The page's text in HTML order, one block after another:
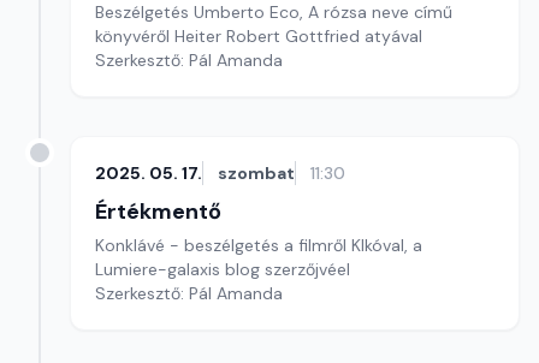
Beszélgetés Umberto Eco, A rózsa neve című
könyvéről Heiter Robert Gottfried atyával
Szerkesztő: Pál Amanda
2025. 05. 17. szombat 11:30
Értékmentő
Konklávé - beszélgetés a filmről KIkóval, a
Lumiere-galaxis blog szerzőjvéel
Szerkesztő: Pál Amanda